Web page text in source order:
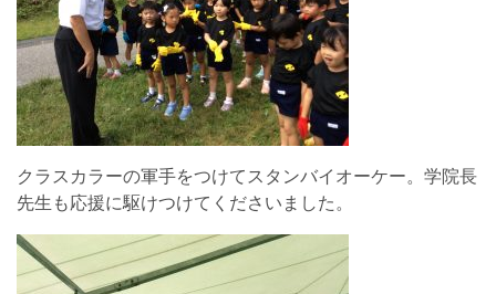
クラスカラーの軍手をつけてスタンバイオーケー。学院長
先生も応援に駆けつけてくださいました。